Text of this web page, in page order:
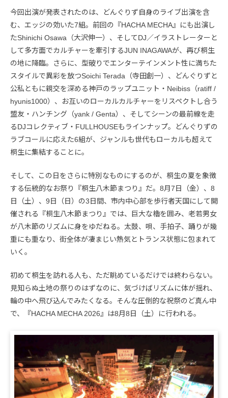
今回出演が発表されたのは、どんぐりず自身のライブ出演を含
む、エッジの効いた7組。前回の『HACHA MECHA』にも出演し
たShinichi Osawa（大沢伸一）、そしてDJ／イラストレーターと
して多方面でカルチャーを牽引するJUN INAGAWAが、再び桐生
の地に降臨。さらに、型破りでエンターテインメント性に満ちた
スタイルで異彩を放つSoichi Terada（寺田創一）、どんぐりずと
公私ともに親交を深める神戸のラップユニット・Neibiss（ratiff /
hyunis1000）、お互いのローカルカルチャーをリスペクトし合う
盟友・ハンチング（yank / Genta）、そしてシーンの最前線を走
るDJコレクティブ・FULLHOUSEもラインナップ。どんぐりずの
ラブコールに応えた6組が、ジャンルも世代もローカルも超えて
桐生に集結することに。
そして、この日をさらに特別なものにするのが、桐生の夏を象徴
する伝統的なお祭り『桐生八木節まつり』だ。8月7日（金）、8
日（土）、9日（日）の3日間、市内中心部を歩行者天国にして開
催される『桐生八木節まつり』では、巨大な櫓を囲み、老若男女
が八木節のリズムに身をゆだねる。太鼓、唄、手拍子、踊りが幾
重にも重なり、街全体が凄まじい熱気とトランス状態に包まれて
いく。
初めて桐生を訪れる人も、ただ眺めているだけでは終わらない。
見知らぬ土地の祭りのはずなのに、気づけばリズムに体が揺れ、
輪の中へ飛び込んでみたくなる。そんな圧倒的な祝祭のど真ん中
で、『HACHA MECHA 2026』は8月8日（土）に行われる。